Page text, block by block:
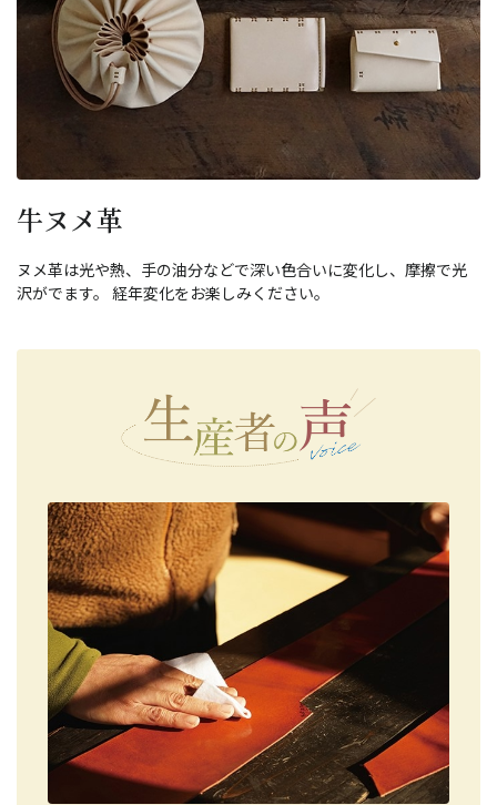
牛ヌメ革
ヌメ革は光や熱、手の油分などで深い色合いに変化し、摩擦で光
沢がでます。 経年変化をお楽しみください。